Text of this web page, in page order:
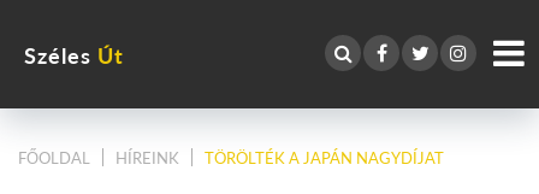
Széles Út
FŐOLDAL HÍREINK TÖRÖLTÉK A JAPÁN NAGYDÍJAT